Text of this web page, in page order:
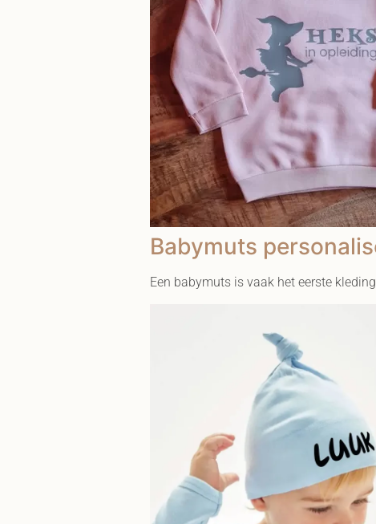
Babymuts
Een babymuts is vaak het eerste